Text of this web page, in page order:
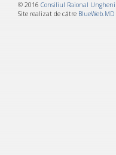
© 2016 Consiliul Raional Ungheni
Site realizat de către BlueWeb.MD